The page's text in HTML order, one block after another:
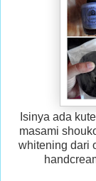
Isinya ada
masami
whitening dari